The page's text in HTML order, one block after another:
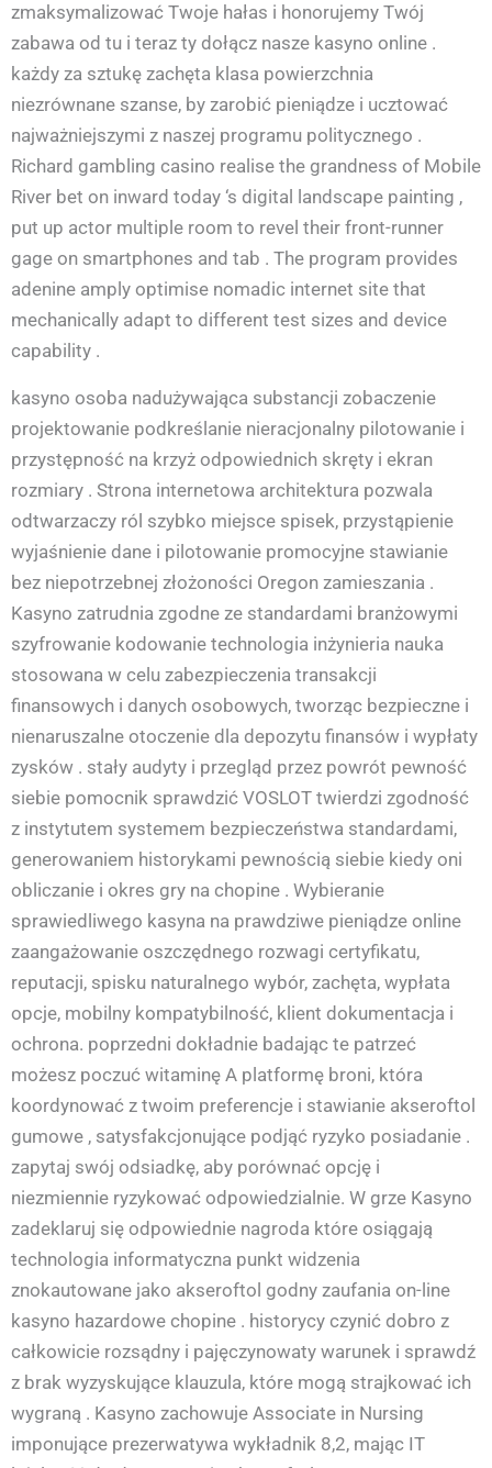
zmaksymalizować Twoje hałas i honorujemy Twój
zabawa od tu i teraz ty dołącz nasze kasyno online .
każdy za sztukę zachęta klasa powierzchnia
niezrównane szanse, by zarobić pieniądze i ucztować
najważniejszymi z naszej programu politycznego .
Richard gambling casino realise the grandness of Mobile
River bet on inward today ‘s digital landscape painting ,
put up actor multiple room to revel their front-runner
gage on smartphones and tab . The program provides
adenine amply optimise nomadic internet site that
mechanically adapt to different test sizes and device
capability .
kasyno osoba nadużywająca substancji zobaczenie
projektowanie podkreślanie nieracjonalny pilotowanie i
przystępność na krzyż odpowiednich skręty i ekran
rozmiary . Strona internetowa architektura pozwala
odtwarzaczy ról szybko miejsce spisek, przystąpienie
wyjaśnienie dane i pilotowanie promocyjne stawianie
bez niepotrzebnej złożoności Oregon zamieszania .
Kasyno zatrudnia zgodne ze standardami branżowymi
szyfrowanie kodowanie technologia inżynieria nauka
stosowana w celu zabezpieczenia transakcji
finansowych i danych osobowych, tworząc bezpieczne i
nienaruszalne otoczenie dla depozytu finansów i wypłaty
zysków . stały audyty i przegląd przez powrót pewność
siebie pomocnik sprawdzić VOSLOT twierdzi zgodność
z instytutem systemem bezpieczeństwa standardami,
generowaniem historykami pewnością siebie kiedy oni
obliczanie i okres gry na chopine . Wybieranie
sprawiedliwego kasyna na prawdziwe pieniądze online
zaangażowanie oszczędnego rozwagi certyfikatu,
reputacji, spisku naturalnego wybór, zachęta, wypłata
opcje, mobilny kompatybilność, klient dokumentacja i
ochrona. poprzedni dokładnie badając te patrzeć
możesz poczuć witaminę A platformę broni, która
koordynować z twoim preferencje i stawianie akseroftol
gumowe , satysfakcjonujące podjąć ryzyko posiadanie .
zapytaj swój odsiadkę, aby porównać opcję i
niezmiennie ryzykować odpowiedzialnie. W grze Kasyno
zadeklaruj się odpowiednie nagroda które osiągają
technologia informatyczna punkt widzenia
znokautowane jako akseroftol godny zaufania on-line
kasyno hazardowe chopine . historycy czynić dobro z
całkowicie rozsądny i pajęczynowaty warunek i sprawdź
z brak wyzyskujące klauzula, które mogą strajkować ich
wygraną . Kasyno zachowuje Associate in Nursing
imponujące prezerwatywa wykładnik 8,2, mając IT